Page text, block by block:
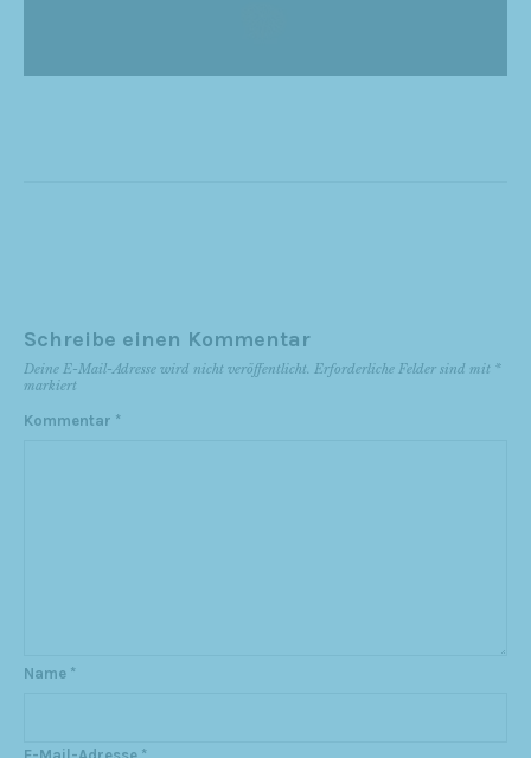
Schreibe einen Kommentar
Deine E-Mail-Adresse wird nicht veröffentlicht. Erforderliche Felder sind mit *
markiert
Kommentar *
Name *